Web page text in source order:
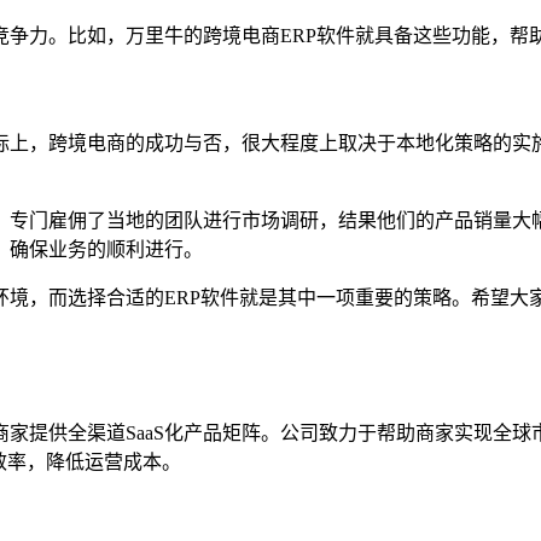
力。比如，万里牛的跨境电商ERP软件就具备这些功能，帮
，跨境电商的成功与否，很大程度上取决于本地化策略的
门雇佣了当地的团队进行市场调研，结果他们的产品销量
保业务的顺利进行。
，而选择合适的ERP软件就是其中一项重要的策略。希望
提供全渠道SaaS化产品矩阵。公司致力于帮助商家实现全
，降低运营成本。